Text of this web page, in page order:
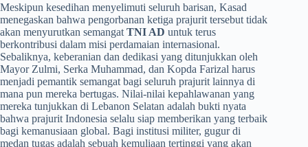
​Meskipun kesedihan menyelimuti seluruh barisan, Kasad
menegaskan bahwa pengorbanan ketiga prajurit tersebut tidak
akan menyurutkan semangat TNI AD untuk terus
berkontribusi dalam misi perdamaian internasional.
Sebaliknya, keberanian dan dedikasi yang ditunjukkan oleh
Mayor Zulmi, Serka Muhammad, dan Kopda Farizal harus
menjadi pemantik semangat bagi seluruh prajurit lainnya di
mana pun mereka bertugas. Nilai-nilai kepahlawanan yang
mereka tunjukkan di Lebanon Selatan adalah bukti nyata
bahwa prajurit Indonesia selalu siap memberikan yang terbaik
bagi kemanusiaan global. Bagi institusi militer, gugur di
medan tugas adalah sebuah kemuliaan tertinggi yang akan